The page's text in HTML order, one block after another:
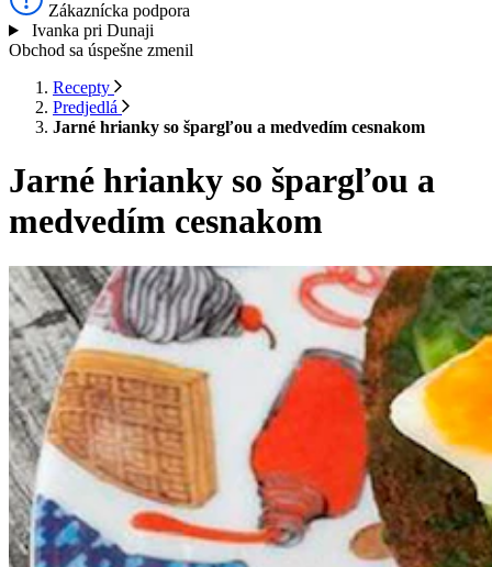
Zákaznícka podpora
Ivanka pri Dunaji
Obchod sa úspešne zmenil
Recepty
Predjedlá
Jarné hrianky so špargľou a medvedím cesnakom
Jarné hrianky so špargľou a
medvedím cesnakom